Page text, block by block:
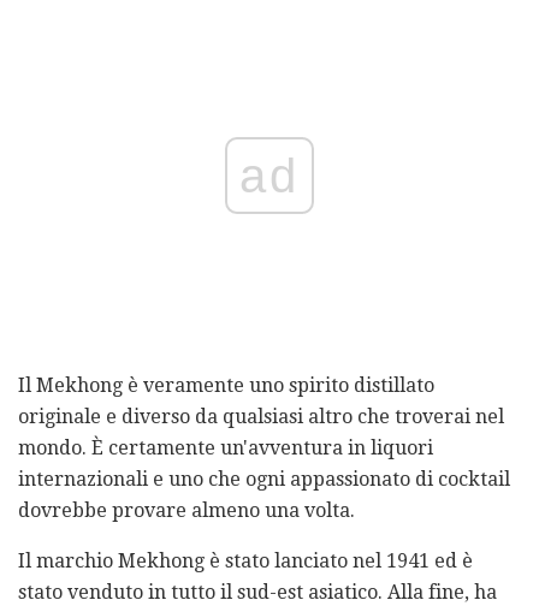
ad
Il Mekhong è veramente uno spirito distillato
originale e diverso da qualsiasi altro che troverai nel
mondo. È certamente un'avventura in liquori
internazionali e uno che ogni appassionato di cocktail
dovrebbe provare almeno una volta.
Il marchio Mekhong è stato lanciato nel 1941 ed è
stato venduto in tutto il sud-est asiatico. Alla fine, ha